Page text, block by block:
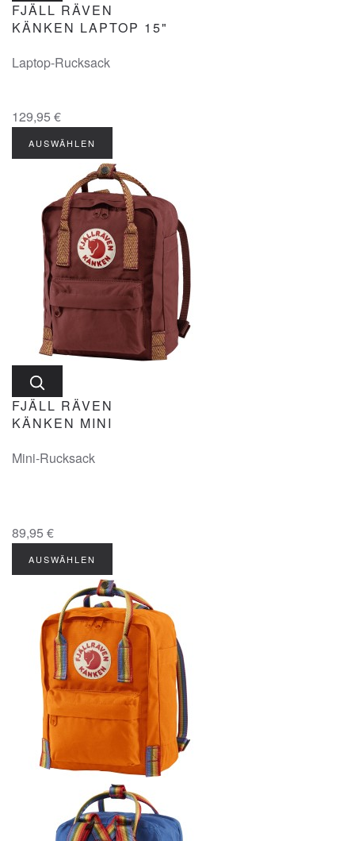
FJÄLL RÄVEN
KÄNKEN LAPTOP 15"
Laptop-Rucksack
129,95 €
AUSWÄHLEN
FJÄLL RÄVEN
KÄNKEN MINI
Mini-Rucksack
89,95 €
AUSWÄHLEN